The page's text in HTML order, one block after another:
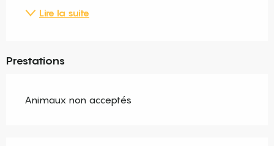
Lire la suite
Prestations
Animaux non acceptés